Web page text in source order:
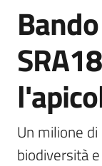
Programma
Opportunità
Disposizioni
attuative
regionali
Salta al contenuto
Un milione
biodiversità